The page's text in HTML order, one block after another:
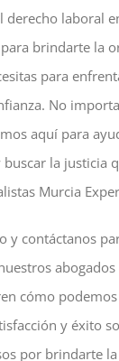
derecho laboral
brindarte la
para
No
aquí para
la justicia
Murcia
y contáctanos
cómo
y éxito
por brindarte